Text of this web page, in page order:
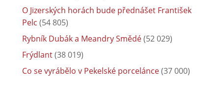
O Jizerských horách bude přednášet František
Pelc (54 805)
Rybník Dubák a Meandry Smědé(52 029)
Frýdlant(38 019)
Co se vyrábělo v Pekelské porcelánce(37 000)